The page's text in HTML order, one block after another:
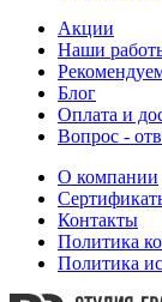
Акции
Наши
Блог
Оплата и
Вопрос -
О компании
Контакты
Политика
Политика